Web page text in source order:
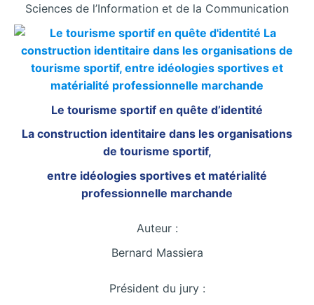
Sciences de l’Information et de la Communication
Le tourisme sportif en quête d’identité
La construction identitaire dans les organisations
de tourisme sportif,
entre idéologies sportives et matérialité
professionnelle marchande
Auteur :
Bernard Massiera
Président du jury :